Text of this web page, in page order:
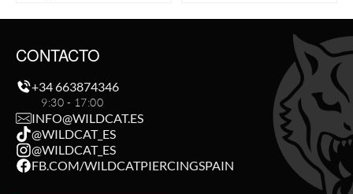
CONTACTO
+34 663874346
9:30 - 17:00
INFO@WILDCAT.ES
@WILDCAT_ES
@WILDCAT_ES
FB.COM/WILDCATPIERCINGSPAIN